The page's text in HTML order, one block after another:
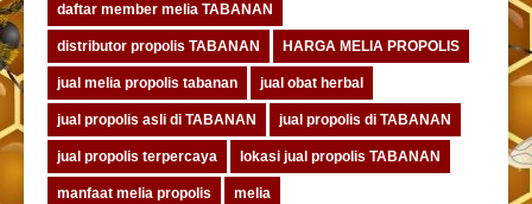
daftar member melia TABANAN
distributor propolis TABANAN HARGA MELIA PROPOLIS
jual melia propolis tabanan jual obat herbal
jual propolis asli di TABANAN jual propolis di TABANAN
jual propolis terpercaya lokasi jual propolis TABANAN
manfaat melia propolis melia